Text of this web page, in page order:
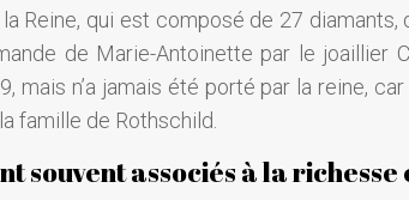
Reine, qui est composé de 27
de Marie-Antoinette par le joaillier
mais n’a jamais été porté par la reine,
famille de Rothschild.
souvent associés à la